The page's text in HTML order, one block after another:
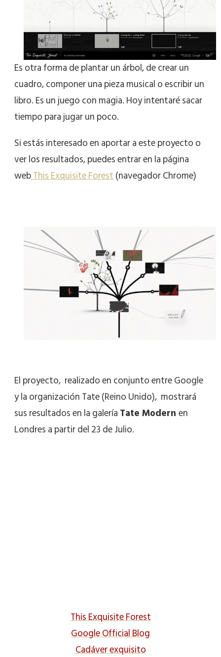
Es otra forma de plantar un árbol, de crear un
cuadro, componer una pieza musical o escribir un
libro. Es un juego con magia. Hoy intentaré sacar
tiempo para jugar un poco.
Si estás interesado en aportar a este proyecto o
ver los resultados, puedes entrar en la página
webThis Exquisite Forest(navegador Chrome)
El proyecto, realizado en conjunto entre Google
y la organización Tate (Reino Unido), mostrará
sus resultados en la galeríaTate Modernen
Londres a partir del 23 de Julio.
This Exquisite Forest
Google Official Blog
Cadáver exquisito